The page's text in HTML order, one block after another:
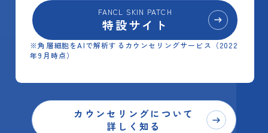
FANCL SKIN PATCH
特設サイト
※角層細胞をAIで解析するカウンセリングサービス（2022
年9月時点）
カウンセリングについて
詳しく知る